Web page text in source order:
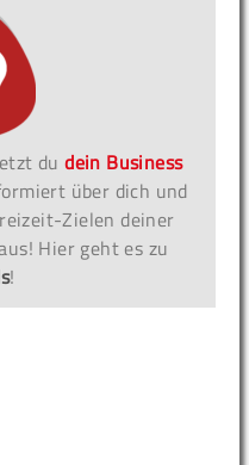
dudein Business
über dich und
Zielen deiner
Hier geht es zu
!